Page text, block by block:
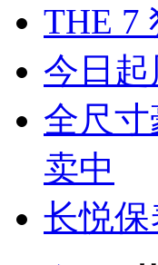
THE 7
今日
全尺
卖中
长悦